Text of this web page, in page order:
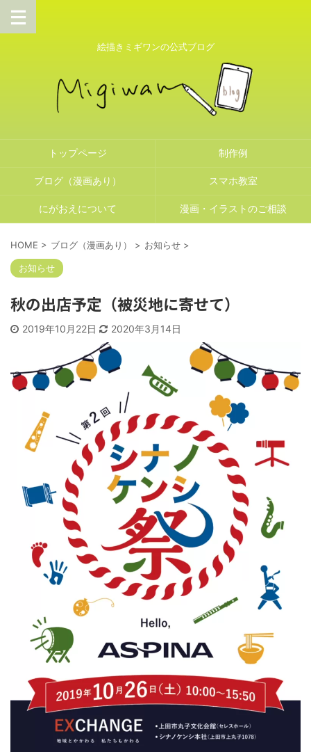
絵描きミギワンの公式ブログ
トップページ 制作例
ブログ（漫画あり） スマホ教室
にがおえについて 漫画・イラストのご相談
HOME > ブログ（漫画あり） > お知らせ >
お知らせ
秋の出店予定（被災地に寄せて）
2019年10月22日 2020年3月14日